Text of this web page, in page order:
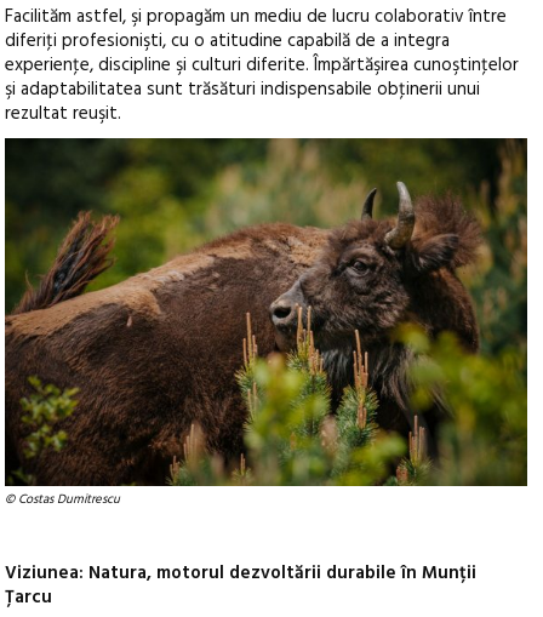
Facilităm astfel, şi propagăm un mediu de lucru colaborativ între
diferiţi profesionişti, cu o atitudine capabilă de a integra
experienţe, discipline şi culturi diferite. Împărtăşirea cunoştinţelor
şi adaptabilitatea sunt trăsături indispensabile obţinerii unui
rezultat reuşit.
© Costas Dumitrescu
Viziunea: Natura, motorul dezvoltării durabile în Munții
Țarcu